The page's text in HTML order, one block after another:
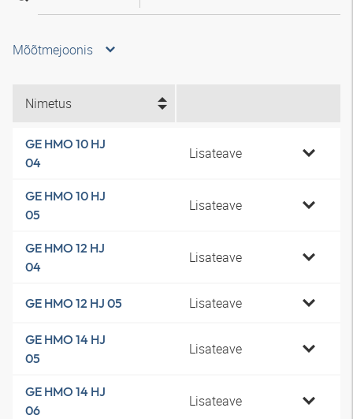
Mõõtmejoonis
Nimetus
GE HMO 10 HJ
04
Lisateave
GE HMO 10 HJ
05
Lisateave
GE HMO 12 HJ
04
Lisateave
GE HMO 12 HJ 05 Lisateave
GE HMO 14 HJ
05
Lisateave
GE HMO 14 HJ
06
Lisateave